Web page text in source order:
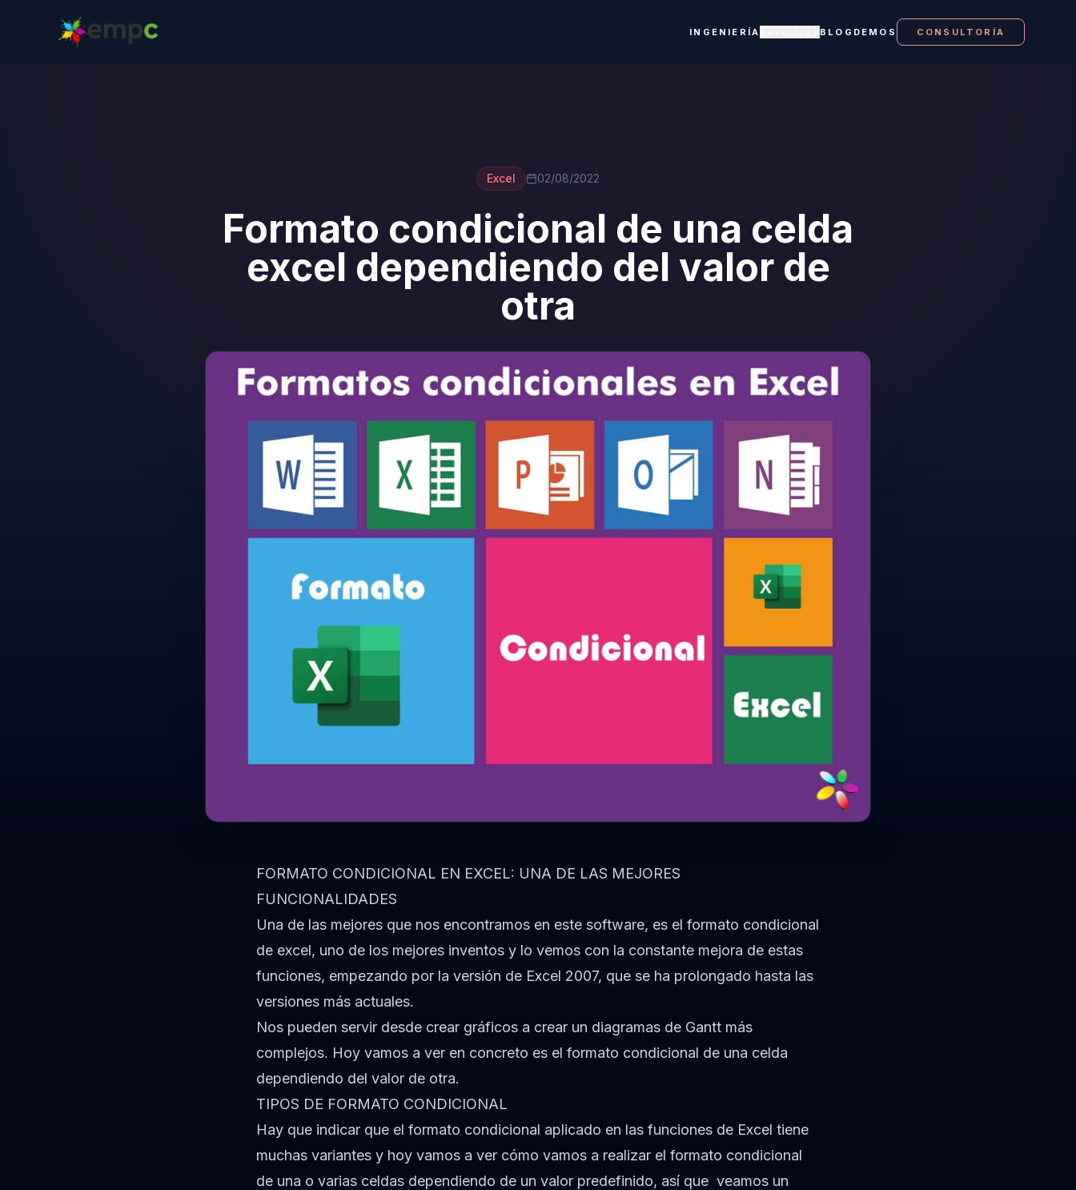
INGENIERÍA BLOG DEMOS CONSULTORÍA
Excel 02/08/2022
Formato condicional de una celda
excel dependiendo del valor de
otra
FORMATO CONDICIONAL EN EXCEL: UNA DE LAS MEJORES
FUNCIONALIDADES
Una de las mejores que nos encontramos en este software, es el formato condicional
de excel, uno de los mejores inventos y lo vemos con la constante mejora de estas
funciones, empezando por la versión de Excel 2007, que se ha prolongado hasta las
versiones más actuales.
Nos pueden servir desde crear gráficos a crear un diagramas de Gantt más
complejos. Hoy vamos a ver en concreto es el formato condicional de una celda
dependiendo del valor de otra.
TIPOS DE FORMATO CONDICIONAL
Hay que indicar que el formato condicional aplicado en las funciones de Excel tiene
muchas variantes y hoy vamos a ver cómo vamos a realizar el formato condicional
de una o varias celdas dependiendo de un valor predefinido, así que veamos un